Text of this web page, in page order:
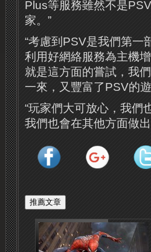
Plus等服務雖然不是
家。”
“考慮到PSV是我們第一
利用好網絡服務為主機
就是這方面的嘗試，我
一來，又豐富了PSV的
“玩家們大可放心，我們
我們也會在其他方面做